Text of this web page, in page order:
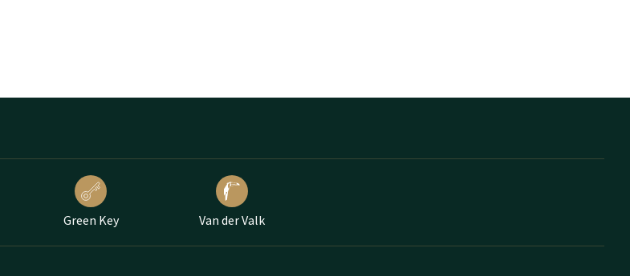
Green Key Van der Valk